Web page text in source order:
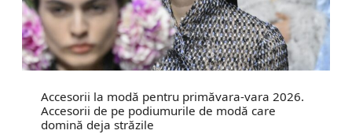
Accesorii la modă pentru primăvara-vara 2026.
Accesorii de pe podiumurile de modă care
domină deja străzile